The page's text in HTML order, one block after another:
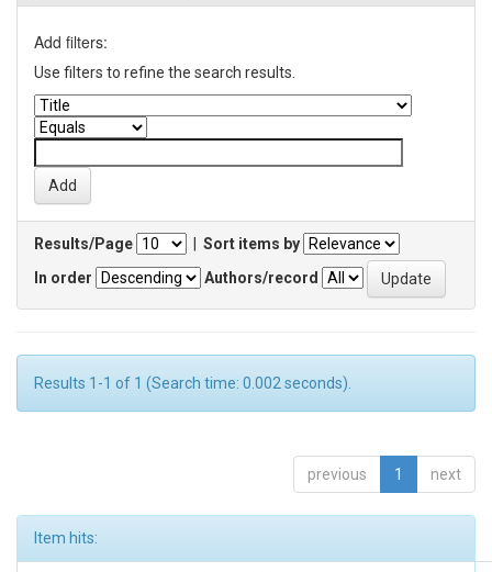
Add filters:
Use filters to refine the search results.
Results/Page
Sort items by
In order
Authors/record
Results 1-1 of 1 (Search time: 0.002 seconds).
previous 1 next
Item hits: